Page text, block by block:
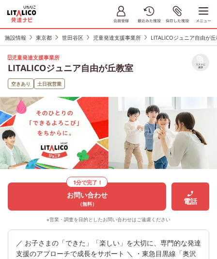
施設情報 東京都 世田谷区 児童発達支援事業所 LITALICOジュニア自由が
児童発達支援事業所
LITALICOジュニア自由が丘教室 リストに
保存
空きあり 土日祝営業
1分で完了！
お問い合わせ
（無料） 電話
※営業・調査を目的としたお問い合わせはご遠慮ください
／ お子さまの「できた」「楽しい」を大切に、専門的な発達
支援のアプローチで成長をサポート ＼ ・東急目黒線「奥沢